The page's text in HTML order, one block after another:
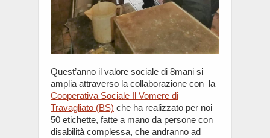
Quest’anno il valore sociale di 8mani si
amplia attraverso la collaborazione con la
Cooperativa Sociale Il Vomere di
Travagliato (BS) che ha realizzato per noi
50 etichette, fatte a mano da persone con
disabilità complessa, che andranno ad